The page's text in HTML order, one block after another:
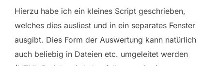
Hierzu habe ich ein kleines Script geschrieben,
welches dies ausliest und in ein separates Fenster
ausgibt. Dies Form der Auswertung kann natürlich
auch beliebig in Dateien etc. umgeleitet werden